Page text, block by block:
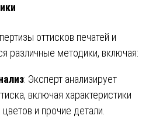
оттисков печатей и
различные методики, включая:
: Эксперт анализирует
включая характеристики
и прочие детали.